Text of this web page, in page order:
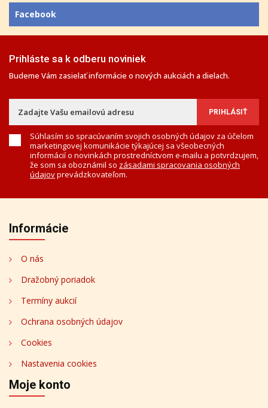
Facebook
Prihláste sa k odberu noviniek
Budeme Vám zasielať informácie o nových aukciách a dielach.
Súhlasím so spracúvaním svojich osobných údajov za účelom
marketingovej komunikácie týkajúcej sa všeobecných
informácií o novinkách prostredníctvom e-mailu a potvrdzujem,
že som sa oboznámil so zásadami spracovania osobných
údajovprevádzkovateľom.
Informácie
O nás
Dražobný poriadok
Termíny aukcií
Ochrana osobných údajov
Cookies
Nastavenia cookies
Moje konto